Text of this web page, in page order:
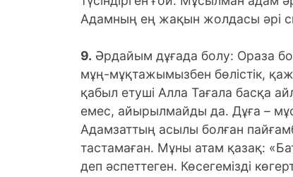
Адамның ең жақын жолдасы әрі
9. Әрдайым дұғада болу: Ораза
мұң-мұқтажымызбен бөлістік,
қабыл етуші Алла Тағала басқа
емес, айырылмайды да. Дұға –
Адамзаттың асылы болған
тастамаған. Мұны атам қазақ:
деп әспеттеген. Көсегемізді